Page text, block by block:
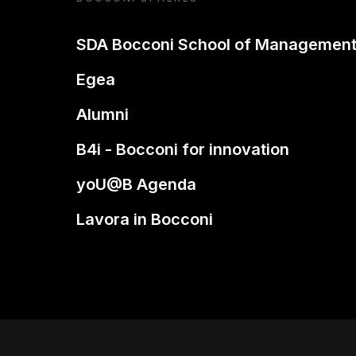
SDA Bocconi School of Management
Egea
Alumni
B4i - Bocconi for innovation
yoU@B Agenda
Lavora in Bocconi